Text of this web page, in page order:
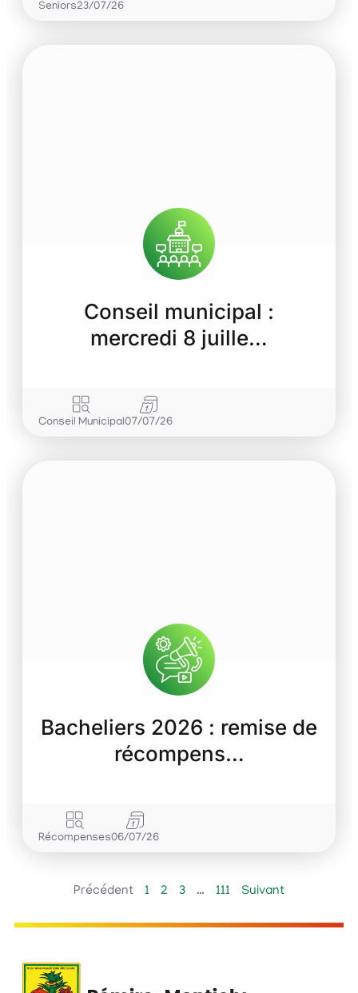
Seniors23/07/26
Conseil municipal :
mercredi 8 juille…
Conseil Municipal07/07/26
Bacheliers 2026 : remise de
récompens…
Récompenses06/07/26
Précédent 1 2 3 … 111 Suivant